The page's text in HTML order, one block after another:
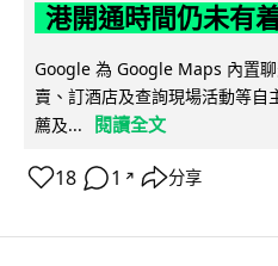
港開通時間仍未有
Google 為 Google Maps 內置
賣、訂酒店及查詢現場活動等自
薦及...
閱讀全文
18 1 ↗ 分享